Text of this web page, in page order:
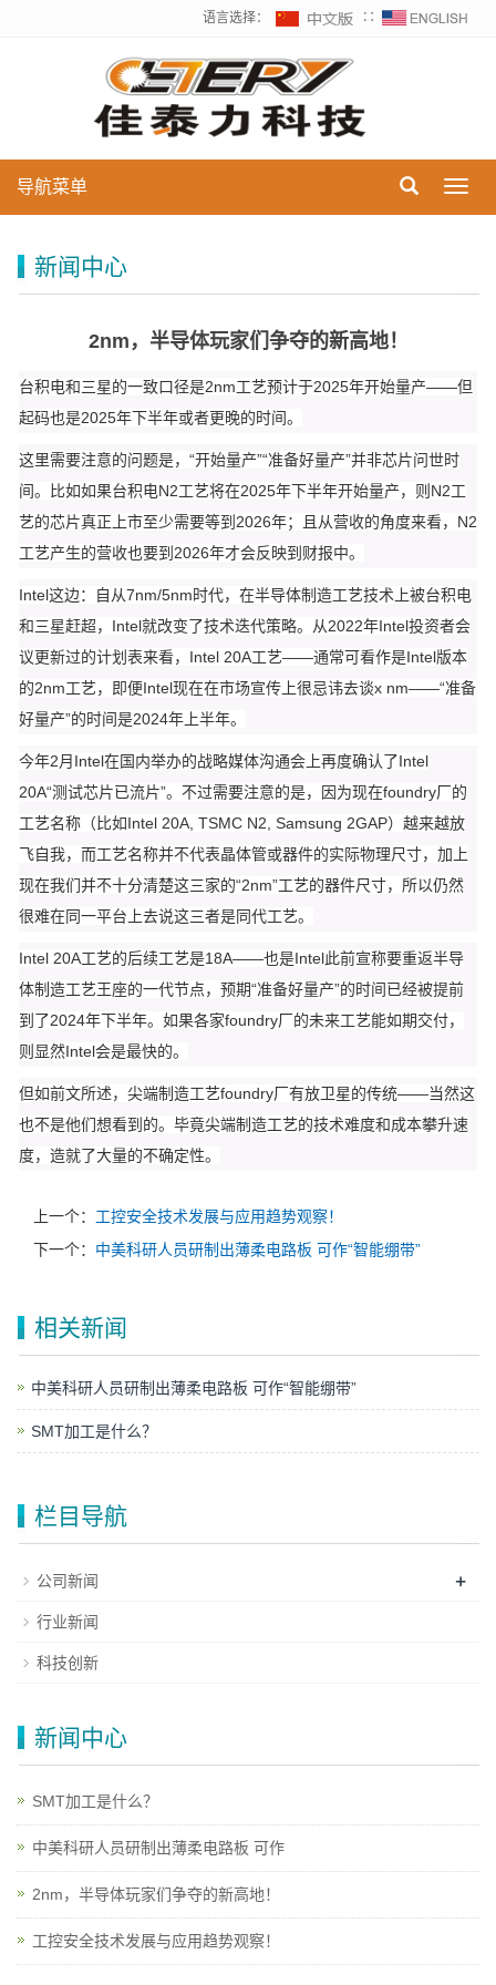
语言选择： ∷
导航菜单
新闻中心
2nm，半导体玩家们争夺的新高地！
台积电和三星的一致口径是2nm工艺预计于2025年开始量产——但
起码也是2025年下半年或者更晚的时间。
这里需要注意的问题是，“开始量产”“准备好量产”并非芯片问世时
间。比如如果台积电N2工艺将在2025年下半年开始量产，则N2工
艺的芯片真正上市至少需要等到2026年；且从营收的角度来看，N2
工艺产生的营收也要到2026年才会反映到财报中。
Intel这边：自从7nm/5nm时代，在半导体制造工艺技术上被台积电
和三星赶超，Intel就改变了技术迭代策略。从2022年Intel投资者会
议更新过的计划表来看，Intel 20A工艺——通常可看作是Intel版本
的2nm工艺，即便Intel现在在市场宣传上很忌讳去谈x nm——“准备
好量产”的时间是2024年上半年。
今年2月Intel在国内举办的战略媒体沟通会上再度确认了Intel
20A“测试芯片已流片”。不过需要注意的是，因为现在foundry厂的
工艺名称（比如Intel 20A, TSMC N2, Samsung 2GAP）越来越放
飞自我，而工艺名称并不代表晶体管或器件的实际物理尺寸，加上
现在我们并不十分清楚这三家的“2nm”工艺的器件尺寸，所以仍然
很难在同一平台上去说这三者是同代工艺。
Intel 20A工艺的后续工艺是18A——也是Intel此前宣称要重返半导
体制造工艺王座的一代节点，预期“准备好量产”的时间已经被提前
到了2024年下半年。如果各家foundry厂的未来工艺能如期交付，
则显然Intel会是最快的。
但如前文所述，尖端制造工艺foundry厂有放卫星的传统——当然这
也不是他们想看到的。毕竟尖端制造工艺的技术难度和成本攀升速
度，造就了大量的不确定性。
上一个： 工控安全技术发展与应用趋势观察！
下一个： 中美科研人员研制出薄柔电路板 可作“智能绷带”
相关新闻
中美科研人员研制出薄柔电路板 可作“智能绷带”
SMT加工是什么？
栏目导航
公司新闻 +
行业新闻
科技创新
新闻中心
SMT加工是什么？
中美科研人员研制出薄柔电路板 可作
2nm，半导体玩家们争夺的新高地！
工控安全技术发展与应用趋势观察！